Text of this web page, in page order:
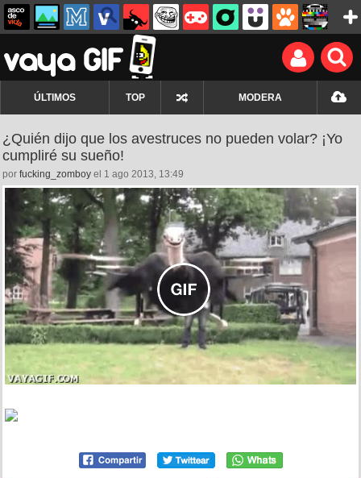
ÚLTIMOS TOP MODERA
¿Quién dijo que los avestruces no pueden volar? ¡Yo
cumpliré su sueño!
por fucking_zomboy el 1 ago 2013, 13:49